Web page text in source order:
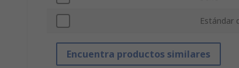
Estándar
Encuentra productos similares